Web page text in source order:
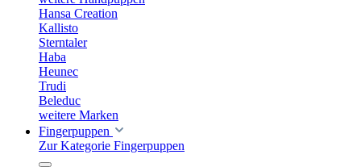
Hansa Creation
Kallisto
Sterntaler
Haba
Heunec
Trudi
Beleduc
weitere Marken
Fingerpuppen
Zur Kategorie Fingerpuppen